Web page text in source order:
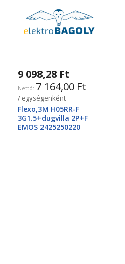
9 098,28 Ft
7 164,00 Ft
/ egységenként
Flexo,3M H05RR-F
3G1.5+dugvilla 2P+F
EMOS 2425250220